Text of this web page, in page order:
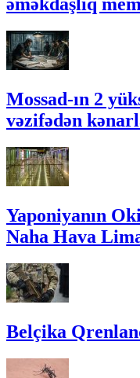
əməkdaşlıq
Mossad-ın 2
vəzifədən
Yaponiyanın
Naha Hava
Belçika